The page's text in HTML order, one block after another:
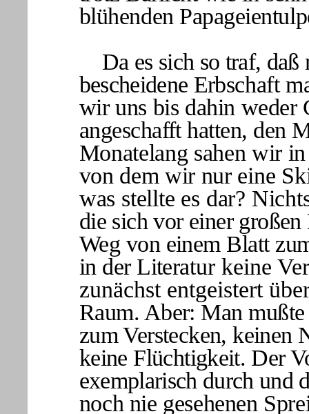
blühenden
Da es sich so traf, daß
bescheidene Erbschaft
wir uns bis dahin weder
angeschafft hatten, den
Monatelang sahen wir
von dem wir nur eine
was stellte es dar?
die sich vor einer
Weg von einem Blatt
in der Literatur keine
zunächst entgeistert
Raum. Aber: Man
zum Verstecken, keinen
keine Flüchtigkeit. Der
exemplarisch durch und
noch nie gesehenen